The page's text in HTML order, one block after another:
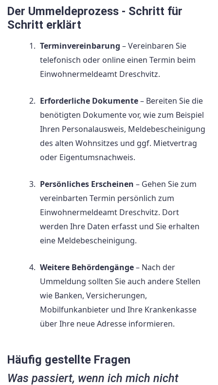
Der Ummeldeprozess - Schritt für
Schritt erklärt
Terminvereinbarung – Vereinbaren Sie
telefonisch oder online einen Termin beim
Einwohnermeldeamt Dreschvitz.
Erforderliche Dokumente– Bereiten Sie die
benötigten Dokumente vor, wie zum Beispiel
Ihren Personalausweis, Meldebescheinigung
des alten Wohnsitzes und ggf. Mietvertrag
oder Eigentumsnachweis.
Persönliches Erscheinen – Gehen Sie zum
vereinbarten Termin persönlich zum
Einwohnermeldeamt Dreschvitz. Dort
werden Ihre Daten erfasst und Sie erhalten
eine Meldebescheinigung.
Weitere Behördengänge– Nach der
Ummeldung sollten Sie auch andere Stellen
wie Banken, Versicherungen,
Mobilfunkanbieter und Ihre Krankenkasse
über Ihre neue Adresse informieren.
Häufig gestellte Fragen
Was passiert, wenn ich mich nicht